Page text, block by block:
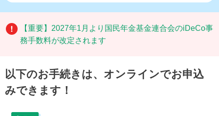
【重要】2027年1月より国民年金基金連合会のiDeCo事
務手数料が改定されます
以下のお手続きは、オンラインでお申込
みできます！